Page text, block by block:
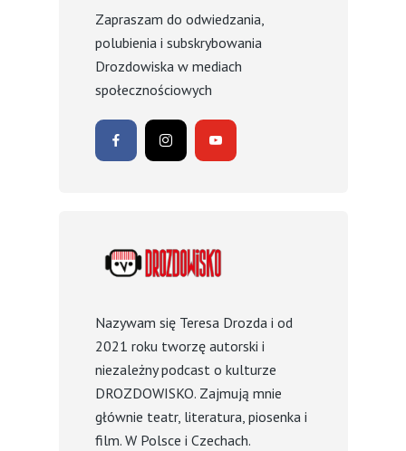
Zapraszam do odwiedzania,
polubienia i subskrybowania
Drozdowiska w mediach
społecznościowych
Nazywam się Teresa Drozda i od
2021 roku tworzę autorski i
niezależny podcast o kulturze
DROZDOWISKO. Zajmują mnie
głównie teatr, literatura, piosenka i
film. W Polsce i Czechach.